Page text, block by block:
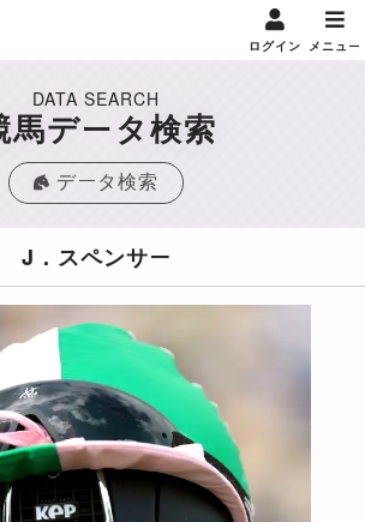
ログイン メニュー
DATA SEARCH
馬データ検索
データ検索
J．スペンサー